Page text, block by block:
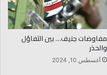
مفاوضات جنيف… بين التفاؤل
والحذر
أغسطس 10, 2024